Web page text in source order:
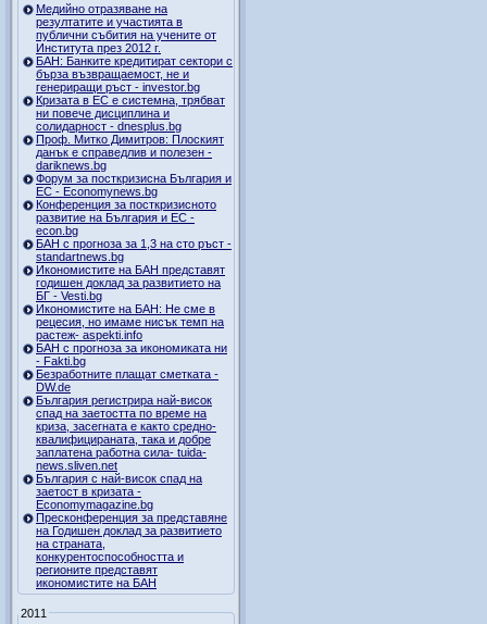
Медийно отразяване на
резултатите и участията в
публични събития на учените от
Института през 2012 г.
БАН: Банките кредитират сектори с
бърза възвращаемост, не и
генериращи ръст - investor.bg
Кризата в ЕС е системна, трябват
ни повече дисциплина и
солидарност - dnesplus.bg
Проф. Митко Димитров: Плоският
данък е справедлив и полезен -
dariknews.bg
Форум за посткризисна България и
ЕС - Economynews.bg
Конференция за посткризисното
развитие на България и ЕС -
econ.bg
БАН с прогноза за 1,3 на сто ръст -
standartnews.bg
Икономистите на БАН представят
годишен доклад за развитието на
БГ - Vesti.bg
Икономистите на БАН: Не сме в
рецесия, но имаме нисък темп на
растеж- aspekti.info
БАН с прогноза за икономиката ни
- Fakti.bg
Безработните плащат сметката -
DW.de
България регистрира най-висок
спад на заетостта по време на
криза, засегната е както средно-
квалифицираната, така и добре
заплатена работна сила- tuida-
news.sliven.net
България с най-висок спад на
заетост в кризата -
Economymagazine.bg
Пресконференция за представяне
на Годишен доклад за развитието
на страната,
конкурентоспособността и
регионите представят
икономистите на БАН
2011